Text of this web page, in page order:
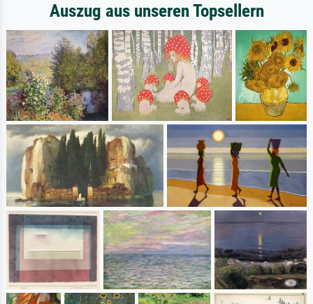
Auszug aus unseren Topsellern